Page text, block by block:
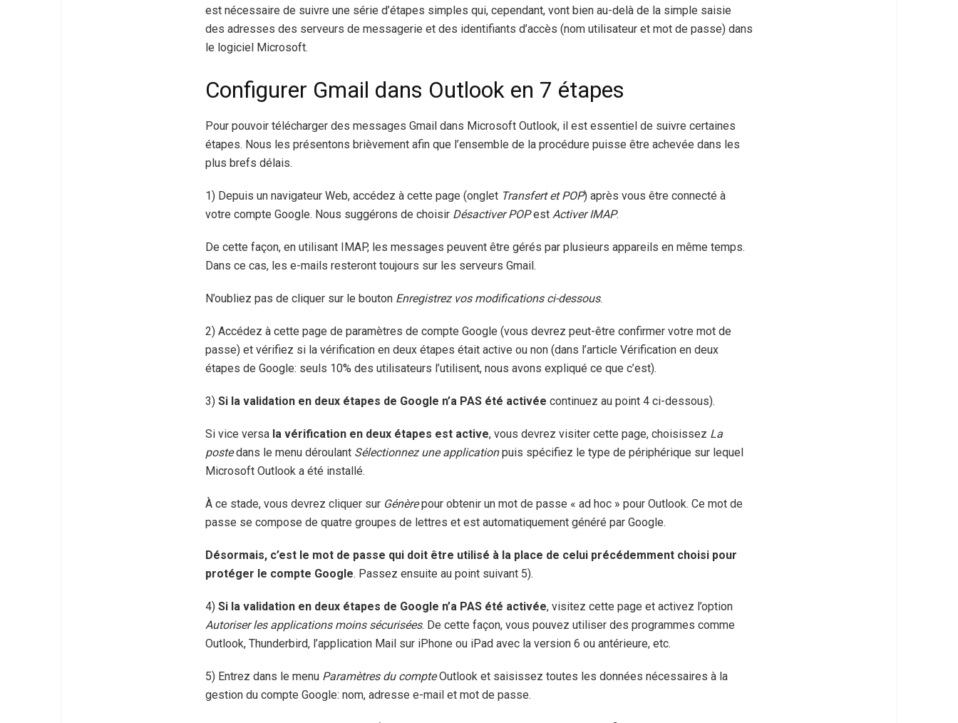
est nécessaire de suivre une série d’étapes simples qui, cependant, vont bien au-delà de la simple saisie
des adresses des serveurs de messagerie et des identifiants d’accès (nom utilisateur et mot de passe) dans
le logiciel Microsoft.
Configurer Gmail dans Outlook en 7 étapes
Pour pouvoir télécharger des messages Gmail dans Microsoft Outlook, il est essentiel de suivre certaines
étapes. Nous les présentons brièvement afin que l’ensemble de la procédure puisse être achevée dans les
plus brefs délais.
1) Depuis un navigateur Web, accédez à cette page (onglet Transfert et POP) après vous être connecté à
votre compte Google. Nous suggérons de choisir Désactiver POPest Activer IMAP.
De cette façon, en utilisant IMAP, les messages peuvent être gérés par plusieurs appareils en même temps.
Dans ce cas, les e-mails resteront toujours sur les serveurs Gmail.
N’oubliez pas de cliquer sur le bouton Enregistrez vos modifications ci-dessous.
2) Accédez à cette page de paramètres de compte Google (vous devrez peut-être confirmer votre mot de
passe) et vérifiez si la vérification en deux étapes était active ou non (dans l’article Vérification en deux
étapes de Google: seuls 10% des utilisateurs l’utilisent, nous avons expliqué ce que c’est).
3) Si la validation en deux étapes de Google n’a PAS été activée continuez au point 4 ci-dessous).
Si vice versa la vérification en deux étapes est active, vous devrez visiter cette page, choisissez La
postedans le menu déroulant Sélectionnez une applicationpuis spécifiez le type de périphérique sur lequel
Microsoft Outlook a été installé.
À ce stade, vous devrez cliquer sur Génèrepour obtenir un mot de passe « ad hoc » pour Outlook. Ce mot de
passe se compose de quatre groupes de lettres et est automatiquement généré par Google.
Désormais, c’est le mot de passe qui doit être utilisé à la place de celui précédemment choisi pour
protéger le compte Google. Passez ensuite au point suivant 5).
4) Si la validation en deux étapes de Google n’a PAS été activée, visitez cette page et activez l’option
Autoriser les applications moins sécurisées. De cette façon, vous pouvez utiliser des programmes comme
Outlook, Thunderbird, l’application Mail sur iPhone ou iPad avec la version 6 ou antérieure, etc.
5) Entrez dans le menu Paramètres du compteOutlook et saisissez toutes les données nécessaires à la
gestion du compte Google: nom, adresse e-mail et mot de passe.